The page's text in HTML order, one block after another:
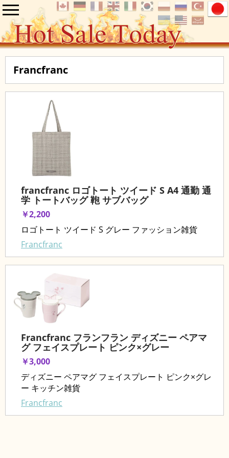
Francfranc
francfranc ロゴトート ツイード S A4 通勤 通
学 トートバッグ 鞄 サブバッグ
￥2,200
ロゴトート ツイード S グレー ファッション雑貨
Francfranc
Francfranc フランフラン ディズニー ペアマ
グ フェイスプレート ピンク×グレー
￥3,000
ディズニー ペアマグ フェイスプレート ピンク×グレ
ー キッチン雑貨
Francfranc